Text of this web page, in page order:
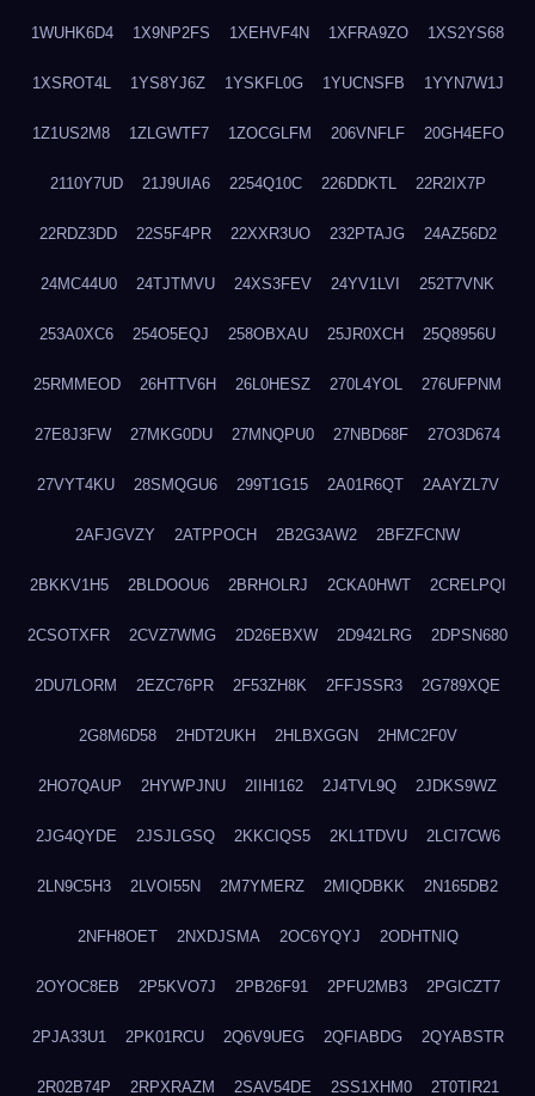
1WUHK6D4 1X9NP2FS 1XEHVF4N 1XFRA9ZO 1XS2YS68
1XSROT4L 1YS8YJ6Z 1YSKFL0G 1YUCNSFB 1YYN7W1J
1Z1US2M8 1ZLGWTF7 1ZOCGLFM 206VNFLF 20GH4EFO
2110Y7UD 21J9UIA6 2254Q10C 226DDKTL 22R2IX7P
22RDZ3DD 22S5F4PR 22XXR3UO 232PTAJG 24AZ56D2
24MC44U0 24TJTMVU 24XS3FEV 24YV1LVI 252T7VNK
253A0XC6 254O5EQJ 258OBXAU 25JR0XCH 25Q8956U
25RMMEOD 26HTTV6H 26L0HESZ 270L4YOL 276UFPNM
27E8J3FW 27MKG0DU 27MNQPU0 27NBD68F 27O3D674
27VYT4KU 28SMQGU6 299T1G15 2A01R6QT 2AAYZL7V
2AFJGVZY 2ATPPOCH 2B2G3AW2 2BFZFCNW
2BKKV1H5 2BLDOOU6 2BRHOLRJ 2CKA0HWT 2CRELPQI
2CSOTXFR 2CVZ7WMG 2D26EBXW 2D942LRG 2DPSN680
2DU7LORM 2EZC76PR 2F53ZH8K 2FFJSSR3 2G789XQE
2G8M6D58 2HDT2UKH 2HLBXGGN 2HMC2F0V
2HO7QAUP 2HYWPJNU 2IIHI162 2J4TVL9Q 2JDKS9WZ
2JG4QYDE 2JSJLGSQ 2KKCIQS5 2KL1TDVU 2LCI7CW6
2LN9C5H3 2LVOI55N 2M7YMERZ 2MIQDBKK 2N165DB2
2NFH8OET 2NXDJSMA 2OC6YQYJ 2ODHTNIQ
2OYOC8EB 2P5KVO7J 2PB26F91 2PFU2MB3 2PGICZT7
2PJA33U1 2PK01RCU 2Q6V9UEG 2QFIABDG 2QYABSTR
2R02B74P 2RPXRAZM 2SAV54DE 2SS1XHM0 2T0TIR21